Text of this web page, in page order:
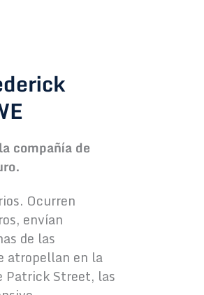
compañía de
Ocurren
envían
de las
atropellan en la
Patrick Street, las